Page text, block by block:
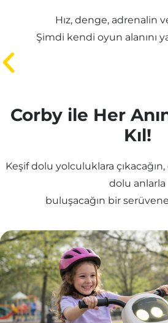
Hız, denge, adrenalin
Şimdi kendi oyun alanını
Corby ile Her
Kıl!
Keşif dolu yolculuklara
dolu anlarla
buluşacağın bir serüvene